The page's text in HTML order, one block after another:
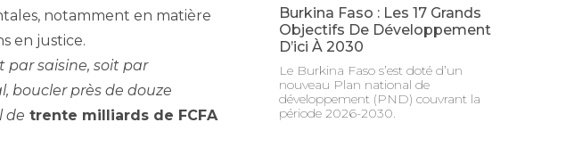
notamment en matière
en justice.
par saisine, soit par
boucler près de douze
de trente milliards de FCFA
Burkina Faso : Les 17 Grands
Objectifs De Développement
D’ici À 2030
Le Burkina Faso s’est doté d’un
nouveau Plan national de
développement (PND) couvrant la
période 2026-2030.